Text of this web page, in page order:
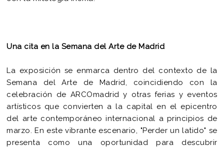
Una cita en la Semana del Arte de Madrid
La exposición se enmarca dentro del contexto de la
Semana del Arte de Madrid, coincidiendo con la
celebración de ARCOmadrid y otras ferias y eventos
artísticos que convierten a la capital en el epicentro
del arte contemporáneo internacional a principios de
marzo. En este vibrante escenario, "Perder un latido" se
presenta como una oportunidad para descubrir